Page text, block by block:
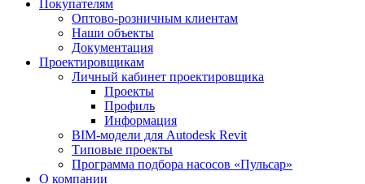
Покупателям
Оптово-розничным клиентам
Наши объекты
Документация
Проектировщикам
Личный кабинет проектировщика
Проекты
Профиль
Информация
BIM-модели для Autodesk Revit
Типовые проекты
Программа подбора насосов «Пульсар»
О компании